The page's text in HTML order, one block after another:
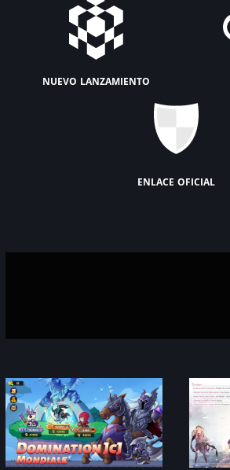
nuevo lanzamiento
enlace oficial